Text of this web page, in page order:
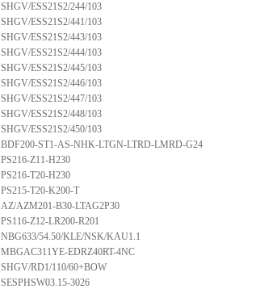
SHGV/ESS21S2/244/103
SHGV/ESS21S2/441/103
SHGV/ESS21S2/443/103
SHGV/ESS21S2/444/103
SHGV/ESS21S2/445/103
SHGV/ESS21S2/446/103
SHGV/ESS21S2/447/103
SHGV/ESS21S2/448/103
SHGV/ESS21S2/450/103
BDF200-ST1-AS-NHK-LTGN-LTRD-LMRD-G24
PS216-Z11-H230
PS216-T20-H230
PS215-T20-K200-T
AZ/AZM201-B30-LTAG2P30
PS116-Z12-LR200-R201
NBG633/54.50/KLE/NSK/KAU1.1
MBGAC311YE-EDRZ40RT-4NC
SHGV/RD1/110/60+BOW
SESPHSW03.15-3026